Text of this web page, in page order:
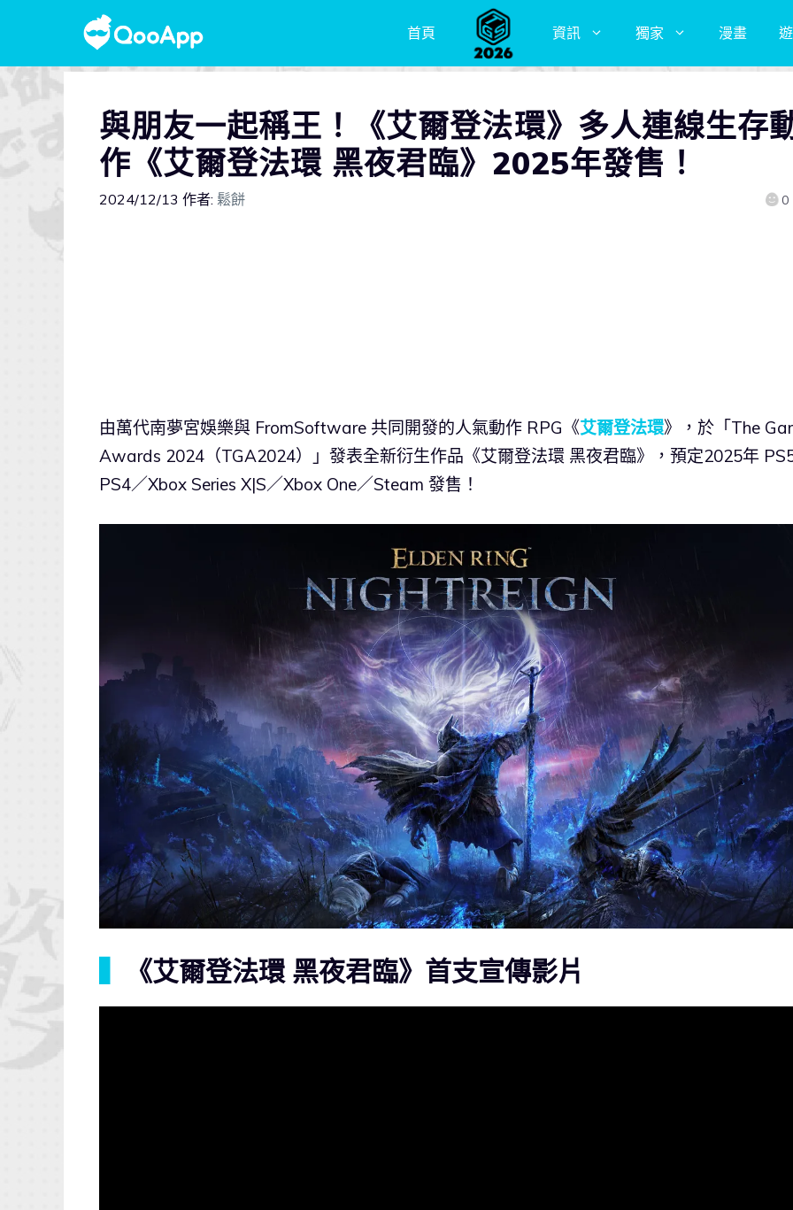
首頁 資訊 獨家 漫畫
與朋友一起稱王！《艾爾登法環》多人連線生存
作《艾爾登法環 黑夜君臨》2025年發售！
2024/12/13 作者: 鬆餅 0
由萬代南夢宮娛樂與 FromSoftware 共同開發的人氣動作 RPG《艾爾登法環》，於「The
Awards 2024（TGA2024）」發表全新衍生作品《艾爾登法環 黑夜君臨》，預定2025年
PS4／Xbox Series X|S／Xbox One／Steam 發售！
《艾爾登法環 黑夜君臨》首支宣傳影片